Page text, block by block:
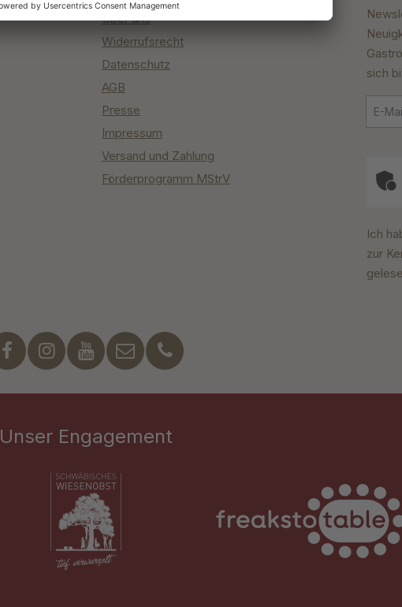
Über uns
Widerrufsrecht
Datenschutz
AGB
Presse
Impressum
Versand und Zahlung
Förderprogramm MStrV
sich
Ich
zur
Unser Engagement